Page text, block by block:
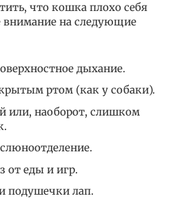
что кошка плохо себя
внимание на следующие
дыхание.
ртом (как у собаки).
или, наоборот, слишком
от еды и игр.
подушечки лап.